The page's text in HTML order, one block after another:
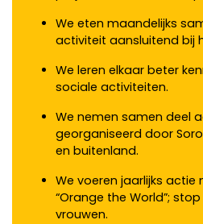
We eten maandelijks
activiteit aansluitend bij
We leren elkaar beter
sociale activiteiten.
We nemen samen deel
georganiseerd door
en buitenland.
We voeren jaarlijks
“Orange the World”;
vrouwen.